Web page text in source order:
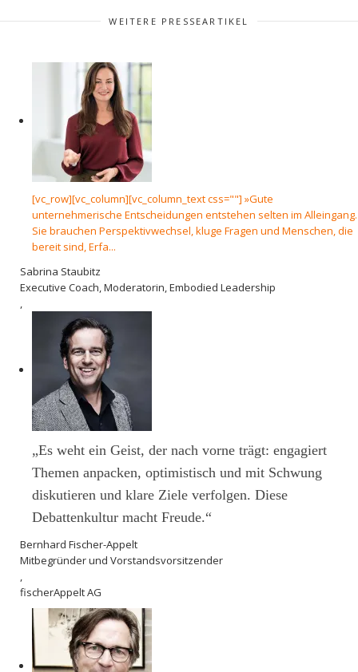
WEITERE PRESSEARTIKEL
[vc_row][vc_column][vc_column_text css=""] »Gute
unternehmerische Entscheidungen entstehen selten im Alleingang.
Sie brauchen Perspektivwechsel, kluge Fragen und Menschen, die
bereit sind, Erfa...
Sabrina Staubitz
Executive Coach, Moderatorin, Embodied Leadership
,
„Es weht ein Geist, der nach vorne trägt: engagiert
Themen anpacken, optimistisch und mit Schwung
diskutieren und klare Ziele verfolgen. Diese
Debattenkultur macht Freude.“
Bernhard Fischer-Appelt
Mitbegründer und Vorstandsvorsitzender
,
fischerAppelt AG